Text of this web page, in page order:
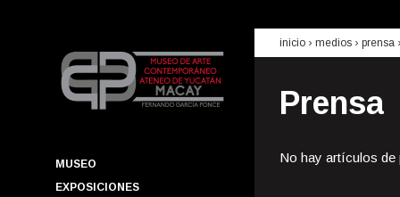
MUSEO
EXPOSICIONES
inicio › medios › prensa
Prensa
No hay artículos de